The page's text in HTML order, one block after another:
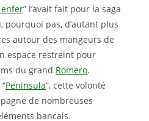
” l’avait fait pour la saga
pourquoi pas, d’autant plus
autour des mangeurs de
espace restreint pour
du grand Romero.
Peninsula”, cette volonté
de nombreuses
bancals.